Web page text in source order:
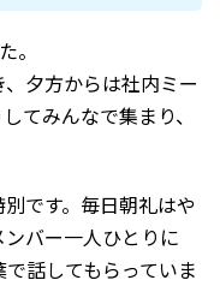
。
夕方からは社内ミー
てみんなで集まり、
です。毎日朝礼はや
バー一人ひとりに
話してもらっていま